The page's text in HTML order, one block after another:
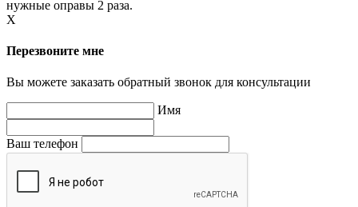
нужные оправы 2 раза.
X
Перезвоните мне
Вы можете заказать обратный звонок для консультации
Имя
Ваш телефон